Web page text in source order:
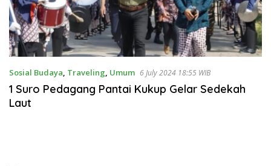
Sosial Budaya, Traveling, Umum 6 July 2024 18:55 WIB
1 Suro Pedagang Pantai Kukup Gelar Sedekah
Laut